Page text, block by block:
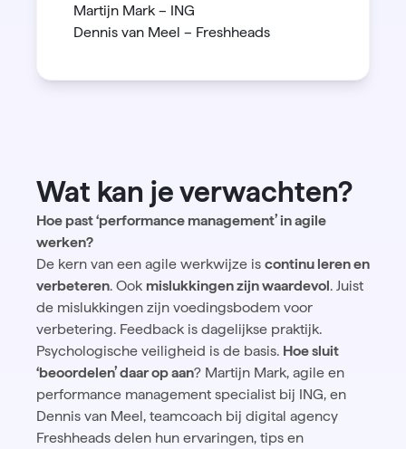
Martijn Mark – ING
Dennis van Meel – Freshheads
Wat kan je verwachten?
Hoe past ‘performance management’ in agile
werken?
De kern van een agile werkwijze is continu leren en
verbeteren. Ook mislukkingen zijn waardevol. Juist
de mislukkingen zijn voedingsbodem voor
verbetering. Feedback is dagelijkse praktijk.
Psychologische veiligheid is de basis. Hoe sluit
‘beoordelen’ daar op aan? Martijn Mark, agile en
performance management specialist bij ING, en
Dennis van Meel, teamcoach bij digital agency
Freshheads delen hun ervaringen, tips en